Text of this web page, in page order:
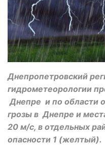
Днепропетровский
гидрометеорологии
Днепре и по области
грозы в Днепре и
20 м/с, в отдельных
опасности 1 (желтый).